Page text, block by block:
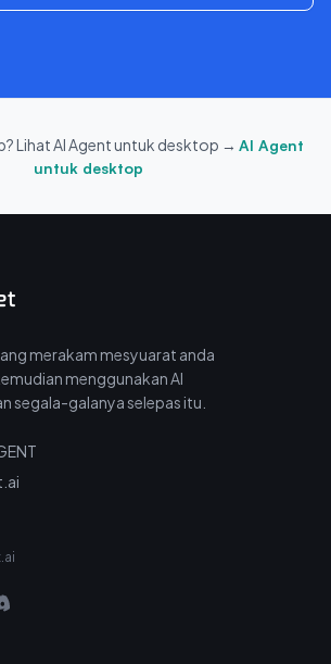
Lihat AI Agent untuk desktop → AI Agent
untuk desktop
merakam mesyuarat anda
menggunakan AI
segala-galanya selepas itu.